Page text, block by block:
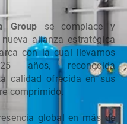
Group se complace y
alianza estratégica
con la cual llevamos
años, reconocida
calidad ofrecida en sus
comprimido.
global en más de